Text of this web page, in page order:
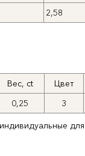
2,58
Вес, ct Цвет
0,25 3